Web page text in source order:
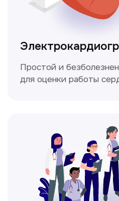
Мультиспиральная
компьютерная
Высокоточный метод
позволяющий получить